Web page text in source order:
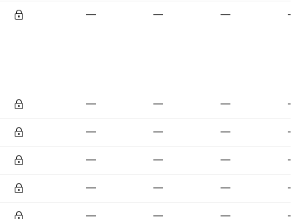
— — — —
— — — —
— — — —
— — — —
— — — —
— — — —